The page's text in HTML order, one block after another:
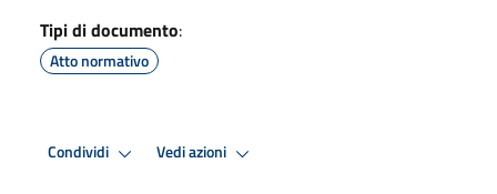
Tipi di documento:
Atto normativo
Condividi Vedi azioni